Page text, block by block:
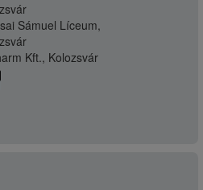
Sámuel Líceum,
Kft., Kolozsvár